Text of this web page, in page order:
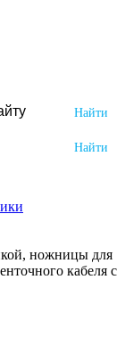
ножницы для
кабеля с